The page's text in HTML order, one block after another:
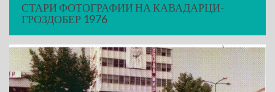
СТАРИ ФОТОГРАФИИ НА КАВАДАРЦИ-
ГРОЗДОБЕР 1976